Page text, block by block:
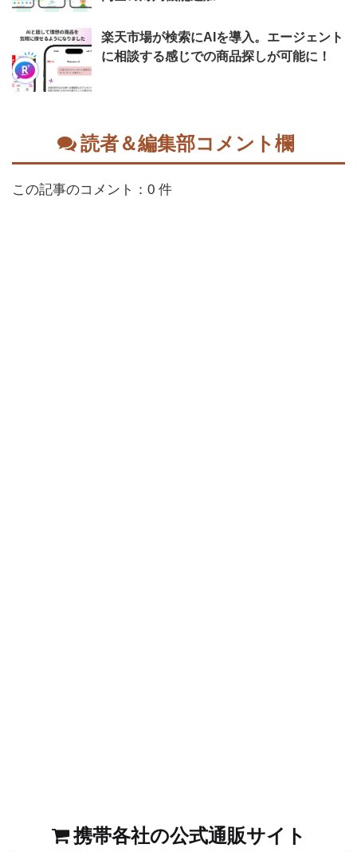
楽天市場が検索にAIを導入。エージェント
に相談する感じでの商品探しが可能に！
読者＆編集部コメント欄
この記事のコメント：0 件
携帯各社の公式通販サイト